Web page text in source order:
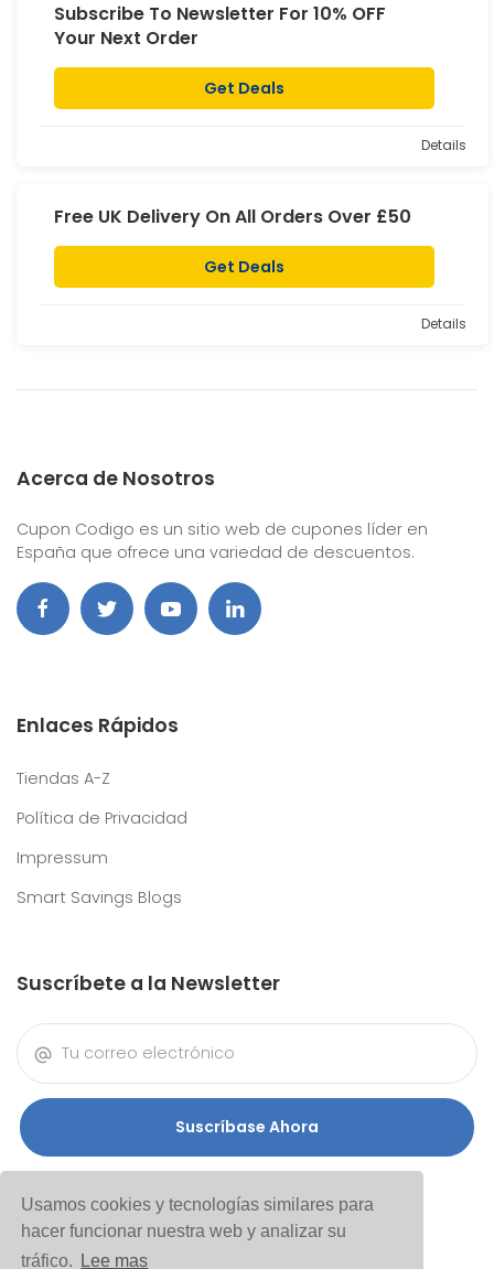
Usamos cookies y tecnologías similares para
hacer funcionar nuestra web y analizar su
tráfico.
Lee mas
Subscribe To Newsletter For 10% OFF
Your Next Order
Get Deals
Details
Free UK Delivery On All Orders Over £50
Get Deals
Details
Acerca de Nosotros
Cupon Codigo es un sitio web de cupones líder en
España que ofrece una variedad de descuentos.
Enlaces Rápidos
Tiendas A-Z
Política de Privacidad
Impressum
Smart Savings Blogs
Suscríbete a la Newsletter
Suscríbase Ahora